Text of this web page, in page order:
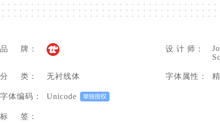
品 牌： 设 计 师：
分 类： 无衬线体 字体属性：
字体编码： Unicode
标 签：